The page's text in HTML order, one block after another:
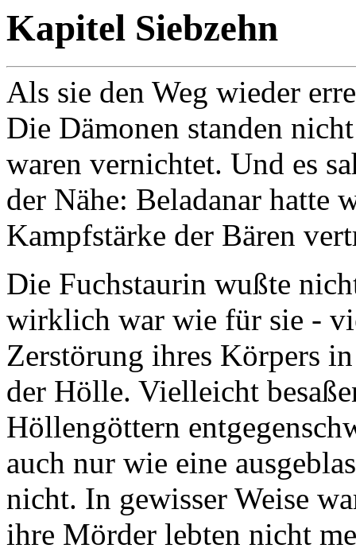
Kapitel Siebzehn
Als sie den Weg wieder
Die Dämonen standen
waren vernichtet. Und es
der Nähe: Beladanar hatte
Kampfstärke der Bären
Die Fuchstaurin wußte
wirklich war wie für sie -
Zerstörung ihres Körpers
der Hölle. Vielleicht
Höllengöttern
auch nur wie eine
nicht. In gewisser Weise
ihre Mörder lebten nicht